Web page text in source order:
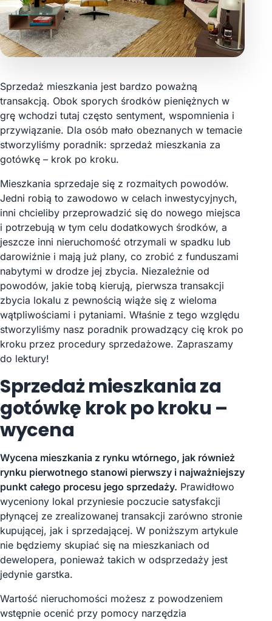
Sprzedaż mieszkania jest bardzo poważną
transakcją. Obok sporych środków pieniężnych w
grę wchodzi tutaj często sentyment, wspomnienia i
przywiązanie. Dla osób mało obeznanych w temacie
stworzyliśmy poradnik: sprzedaż mieszkania za
gotówkę – krok po kroku.
Mieszkania sprzedaje się z rozmaitych powodów.
Jedni robią to zawodowo w celach inwestycyjnych,
inni chcieliby przeprowadzić się do nowego miejsca
i potrzebują w tym celu dodatkowych środków, a
jeszcze inni nieruchomość otrzymali w spadku lub
darowiźnie i mają już plany, co zrobić z funduszami
nabytymi w drodze jej zbycia. Niezależnie od
powodów, jakie tobą kierują, pierwsza transakcji
zbycia lokalu z pewnością wiąże się z wieloma
wątpliwościami i pytaniami. Właśnie z tego względu
stworzyliśmy nasz poradnik prowadzący cię krok po
kroku przez procedury sprzedażowe. Zapraszamy
do lektury!
Sprzedaż mieszkania za
gotówkę krok po kroku –
wycena
Wycena mieszkania z rynku wtórnego, jak również
rynku pierwotnego stanowi pierwszy i najważniejszy
punkt całego procesu jego sprzedaży. Prawidłowo
wyceniony lokal przyniesie poczucie satysfakcji
płynącej ze zrealizowanej transakcji zarówno stronie
kupującej, jak i sprzedającej. W poniższym artykule
nie będziemy skupiać się na mieszkaniach od
dewelopera, ponieważ takich w odsprzedaży jest
jedynie garstka.
Wartość nieruchomości możesz z powodzeniem
wstępnie ocenić przy pomocy narzędzia